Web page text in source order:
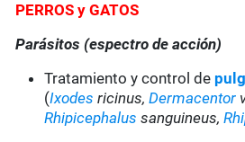
PERROS y GATOS
Parásitos (espectro de acción)
Tratamiento y control de
(Ixodes ricinus,Dermacentor
Rhipicephalus sanguineus,